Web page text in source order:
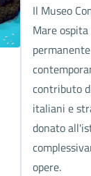
Il Museo
Mare
contributo
italiani e
donato
opere.